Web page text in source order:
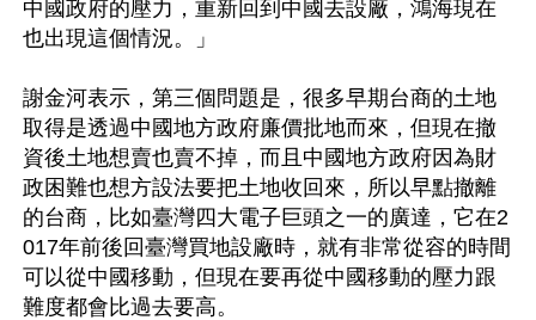
中國政府的壓力，重新回到中國去設廠，鴻海現在
也出現這個情況。」
謝金河表示，第三個問題是，很多早期台商的土地
取得是透過中國地方政府廉價批地而來，但現在撤
資後土地想賣也賣不掉，而且中國地方政府因為財
政困難也想方設法要把土地收回來，所以早點撤離
的台商，比如臺灣四大電子巨頭之一的廣達，它在2
017年前後回臺灣買地設廠時，就有非常從容的時間
可以從中國移動，但現在要再從中國移動的壓力跟
難度都會比過去要高。